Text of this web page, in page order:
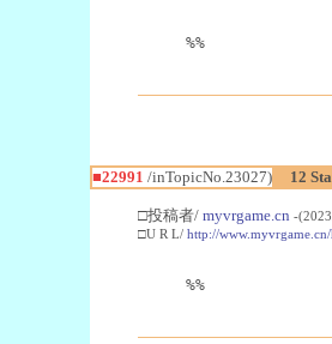
%%
■22991 /inTopicNo.23027) 12
□投稿者/ myvrgame.cn -
□U R L/ http://
%%